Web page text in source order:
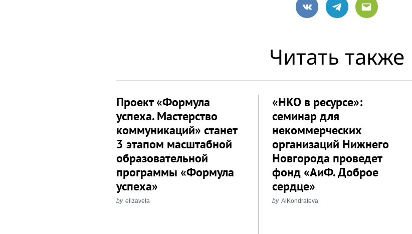
VK Telegram
Email
Читать также
Проект «Формула
успеха. Мастерство
коммуникаций» станет
3 этапом масштабной
образовательной
программы «Формула
успеха»
by elizaveta
«НКО в ресурсе»:
семинар для
некоммерческих
организаций Нижнего
Новгорода проведет
фонд «АиФ. Доброе
сердце»
by AlKondrateva